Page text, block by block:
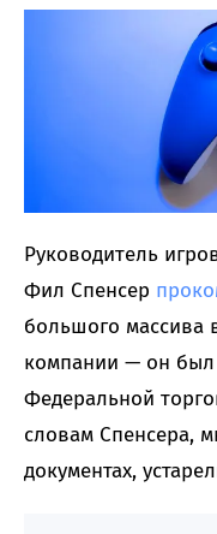
Руководитель
Фил Спенсер
большого массива
компании — он был
Федеральной
словам Спенсера,
документах,